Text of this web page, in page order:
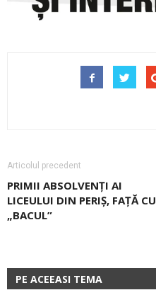
Articolul precedent
PRIMII ABSOLVENȚI AI
LICEULUI DIN PERIȘ, FAȚĂ CU
„BACUL”
PE ACEEASI TEMA